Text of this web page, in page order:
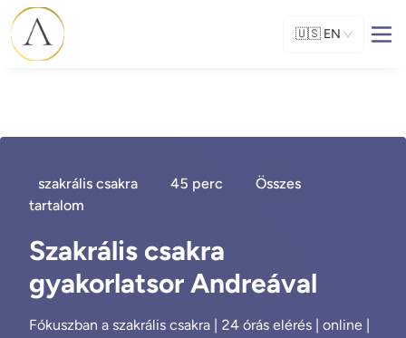
🇺🇸 EN
szakrális csakra 45 perc
Összes
tartalom
Szakrális csakra
gyakorlatsor Andreával
Fókuszban a szakrális csakra | 24 órás elérés | online |